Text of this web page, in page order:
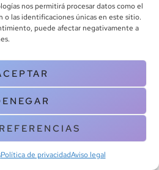
nos permitirá procesar datos como el
las identificaciones únicas en este sitio.
puede afectar negativamente a
Política de privacidadAviso legal
934 242 391
CONTACTO
All Rights Reserved |
| Aviso legal